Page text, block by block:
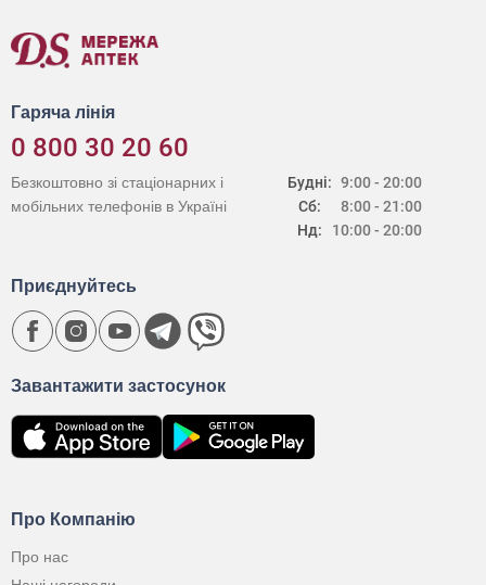
Гаряча лінія
0 800 30 20 60
Будні:
Сб:
Нд:
9:00 - 20:00
8:00 - 21:00
10:00 - 20:00
Безкоштовно зі стаціонарних і
мобільних телефонів в Україні
Про Компанію
Про нас
Завантажити застосунок
Приєднуйтесь